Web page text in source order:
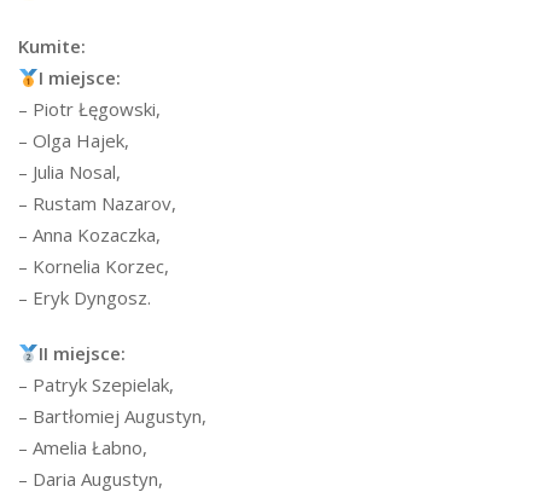
Kumite:
I miejsce:
– Piotr Łęgowski,
– Olga Hajek,
– Julia Nosal,
– Rustam Nazarov,
– Anna Kozaczka,
– Kornelia Korzec,
– Eryk Dyngosz.
II miejsce:
– Patryk Szepielak,
– Bartłomiej Augustyn,
– Amelia Łabno,
– Daria Augustyn,